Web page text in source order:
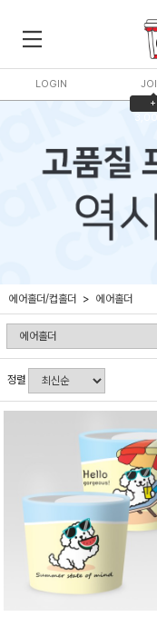
LOGIN
+
에어홀더/컵홀더 에어홀더
정렬